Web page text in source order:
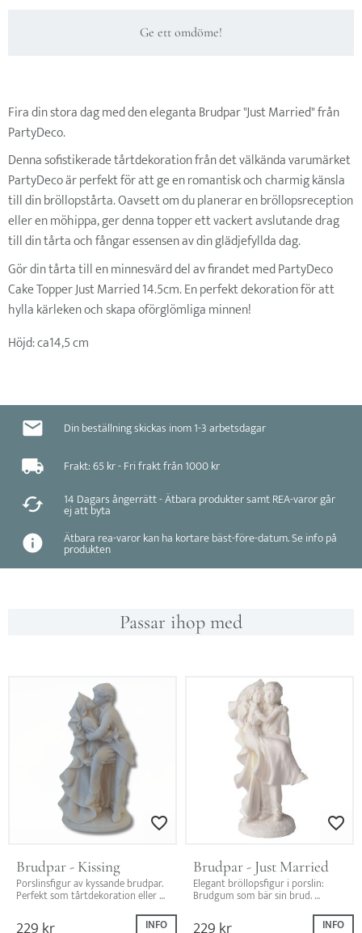
Ge ett omdöme!
Fira din stora dag med den eleganta Brudpar "Just Married" från
PartyDeco.
Denna sofistikerade tårtdekoration från det välkända varumärket
PartyDeco är perfekt för att ge en romantisk och charmig känsla
till din bröllopstårta. Oavsett om du planerar en bröllopsreception
eller en möhippa, ger denna topper ett vackert avslutande drag
till din tårta och fångar essensen av din glädjefyllda dag.
Gör din tårta till en minnesvärd del av firandet med PartyDeco
Cake Topper Just Married 14.5cm. En perfekt dekoration för att
hylla kärleken och skapa oförglömliga minnen!
Höjd: ca14,5 cm
Din beställning skickas inom 1-3 arbetsdagar
Frakt: 65 kr - Fri frakt från 1000 kr
14 Dagars ångerrätt - Ätbara produkter samt REA-varor går
ej att byta
Ätbara rea-varor kan ha kortare bäst-före-datum. Se info på
produkten
Passar ihop med
Lägg till i favoriter
Brudpar - Kissing
Porslinsfigur av kyssande brudpar.
Perfekt som tårtdekoration eller
romantiskt inslag på den stora INFO
Lägg till i
Brudpar - Just Married
Elegant bröllopsfigur i porslin:
Brudgum som bär sin brud.
som minne från den stora dagen.
INFO